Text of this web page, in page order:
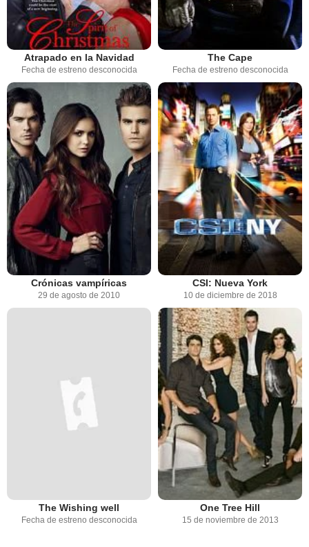
Atrapado en la Navidad
Fecha de estreno desconocida
The Cape
Fecha de estreno desconocida
Crónicas vampíricas
29 de agosto de 2010
CSI: Nueva York
10 de diciembre de 2018
The Wishing well
Fecha de estreno desconocida
One Tree Hill
15 de noviembre de 2013